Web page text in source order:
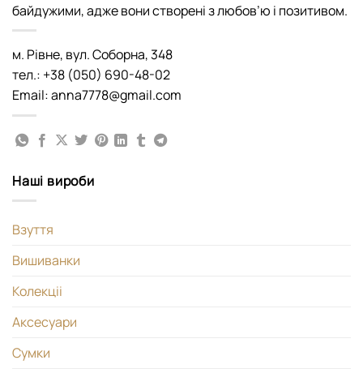
байдужими, адже вони створені з любов’ю і позитивом.
м. Рівне, вул. Соборна, 348
тел.: +38 (050) 690-48-02
Email: anna7778@gmail.com
Наші вироби
Взуття
Вишиванки
Колекціі
Аксесуари
Сумки